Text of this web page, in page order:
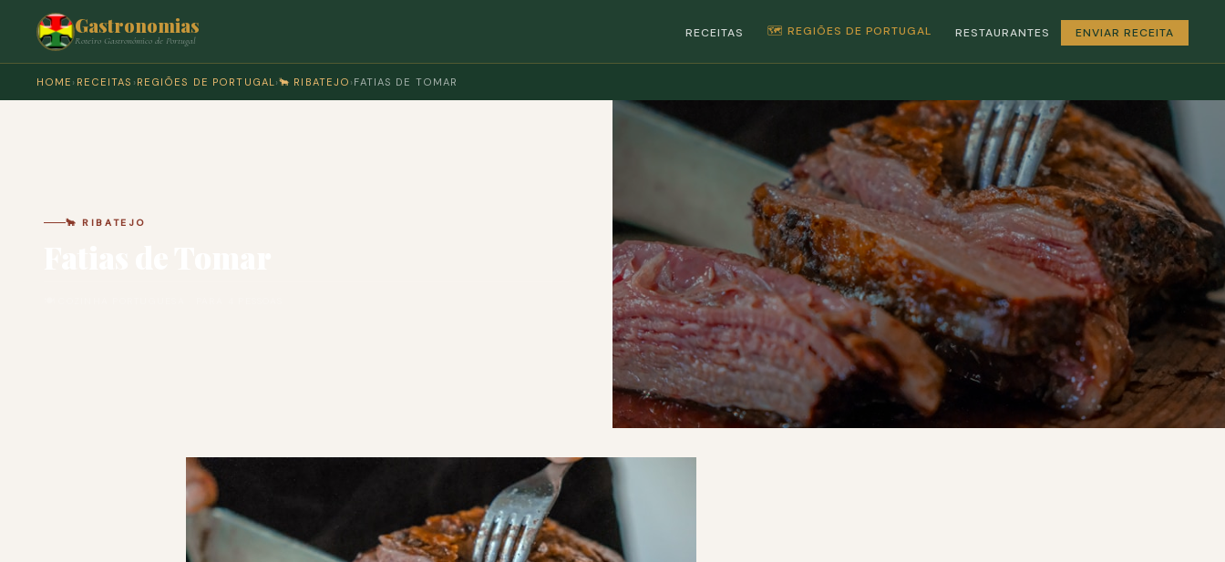
Gastronomias
Roteiro Gastronómico de Portugal
RECEITAS 🗺️ REGIÕES DE PORTUGAL RESTAURANTES ENVIAR RECEITA
HOME › RECEITAS › REGIÕES DE PORTUGAL ›🐂 RIBATEJO › FATIAS DE TOMAR
🐂 RIBATEJO